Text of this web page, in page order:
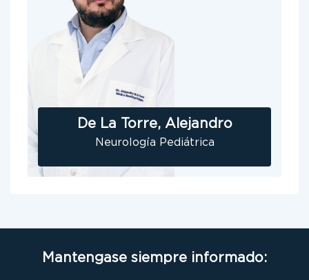
De La Torre, Alejandro
Neurología Pediátrica
Mantengase siempre informado: